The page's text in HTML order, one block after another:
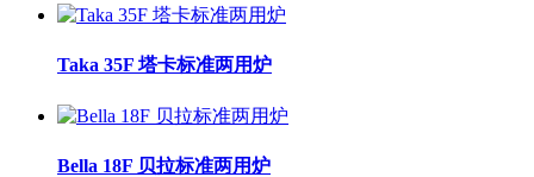
Taka 35F 塔卡标准两用炉
Bella 18F 贝拉标准两用炉